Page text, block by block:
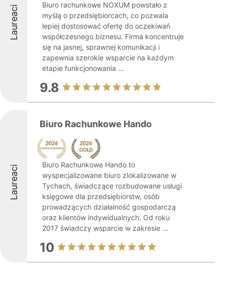
Laureaci
Biuro rachunkowe NOXUM powstało z
myślą o przedsiębiorcach, co pozwala
lepiej dostosować ofertę do oczekiwań
współczesnego biznesu. Firma koncentruje
się na jasnej, sprawnej komunikacji i
zapewnia szerokie wsparcie na każdym
etapie funkcjonowania ...
9.8
Laureaci
Biuro Rachunkowe Hando
Biuro Rachunkowe Hando to
wyspecjalizowane biuro zlokalizowane w
Tychach, świadczące rozbudowane usługi
księgowe dla przedsiębiorstw, osób
prowadzących działalność gospodarczą
oraz klientów indywidualnych. Od roku
2017 świadczy wsparcie w zakresie ...
10